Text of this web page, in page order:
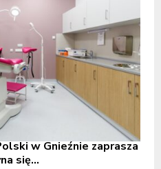
w Gnieźnie zaprasza
się...